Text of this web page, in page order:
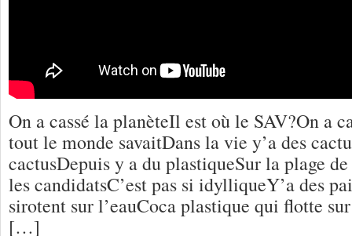
On a cassé la planèteIl est où le SAV?On a
tout le monde savaitDans la vie y’a des
cactusDepuis y a du plastiqueSur la plage
les candidatsC’est pas si idylliqueY’a des
sirotent sur l’eauCoca plastique qui flotte
[…]